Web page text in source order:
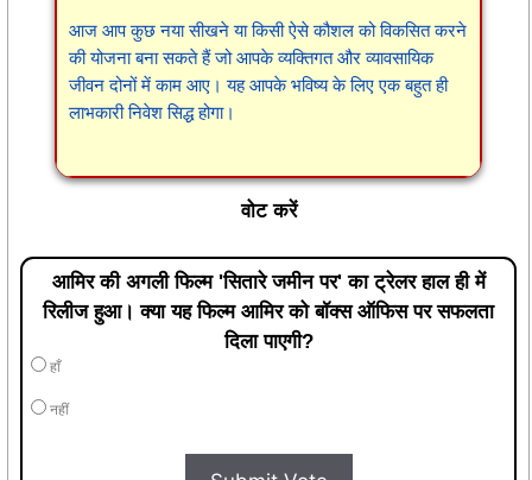
आज आप कुछ नया सीखने या किसी ऐसे कौशल को विकसित करने
की योजना बना सकते हैं जो आपके व्यक्तिगत और व्यावसायिक
जीवन दोनों में काम आए। यह आपके भविष्य के लिए एक बहुत ही
लाभकारी निवेश सिद्ध होगा।
वोट करें
आमिर की अगली फिल्म 'सितारे जमीन पर' का ट्रेलर हाल ही में
रिलीज हुआ। क्या यह फिल्म आमिर को बॉक्स ऑफिस पर सफलता
दिला पाएगी?
हाँ
नहीं